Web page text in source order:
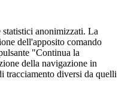
anonimizzati. La
dell'apposito comando
"Continua la
della navigazione in
tracciamento diversi da quelli